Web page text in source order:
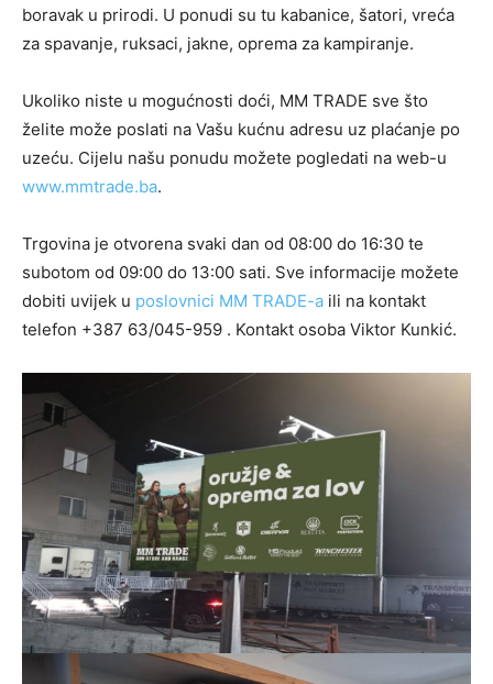
boravak u prirodi. U ponudi su tu kabanice, šatori, vreća
za spavanje, ruksaci, jakne, oprema za kampiranje.
Ukoliko niste u mogućnosti doći, MM TRADE sve što
želite može poslati na Vašu kućnu adresu uz plaćanje po
uzeću. Cijelu našu ponudu možete pogledati na web-u
www.mmtrade.ba.
Trgovina je otvorena svaki dan od 08:00 do 16:30 te
subotom od 09:00 do 13:00 sati. Sve informacije možete
dobiti uvijek u poslovnici MM TRADE-a ili na kontakt
telefon +387 63/045-959 . Kontakt osoba Viktor Kunkić.